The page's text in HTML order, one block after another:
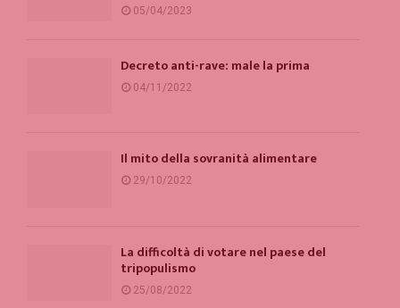
05/04/2023
Decreto anti-rave: male la prima
04/11/2022
Il mito della sovranità alimentare
29/10/2022
La difficoltà di votare nel paese del
tripopulismo
25/08/2022